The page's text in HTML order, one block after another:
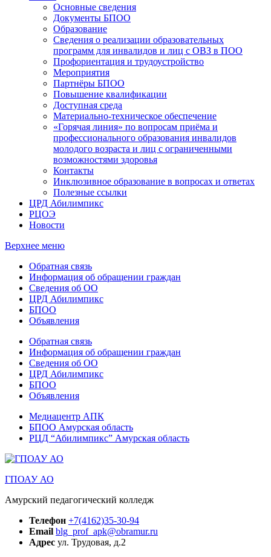
Основные сведения
Документы БПОО
Образование
Сведения о реализации образовательных
программ для инвалидов и лиц с ОВЗ в ПОО
Профориентация и трудоустройство
Мероприятия
Партнёры БПОО
Повышение квалификации
Доступная среда
Материально-техническое обеспечение
«Горячая линия» по вопросам приёма и
профессионального образования инвалидов
молодого возраста и лиц с ограниченными
возможностями здоровья
Контакты
Инклюзивное образование в вопросах и ответах
Полезные ссылки
ЦРД Абилимпикс
РЦОЭ
Новости
Верхнее меню
Обратная связь
Информация об обращении граждан
Сведения об ОО
ЦРД Абилимпикс
БПОО
Объявления
Обратная связь
Информация об обращении граждан
Сведения об ОО
ЦРД Абилимпикс
БПОО
Объявления
Медиацентр АПК
БПОО Амурская область
РЦД “Абилимпикс” Амурская область
ГПОАУ АО
Амурский педагогический колледж
Телефон +7(4162)35-30-94
Email blg_prof_apk@obramur.ru
Адрес ул. Трудовая, д.2